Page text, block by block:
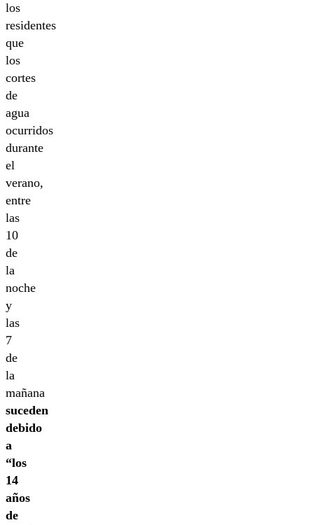
los
residentes
que
los
cortes
de
agua
ocurridos
durante
el
verano,
entre
las
10
de
la
noche
y
las
7
de
la
mañana
suceden
debido
a
“los
14
años
de